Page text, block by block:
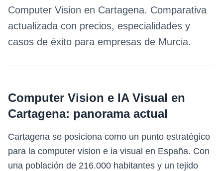
Computer Vision en Cartagena. Comparativa
actualizada con precios, especialidades y
casos de éxito para empresas de Murcia.
Computer Vision e IA Visual en
Cartagena: panorama actual
Cartagena se posiciona como un punto estratégico
para la computer vision e ia visual en España. Con
una población de 216.000 habitantes y un tejido